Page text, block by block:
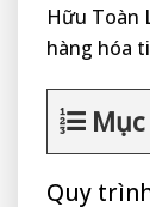
Hữu Toàn
hàng hóa
Quy